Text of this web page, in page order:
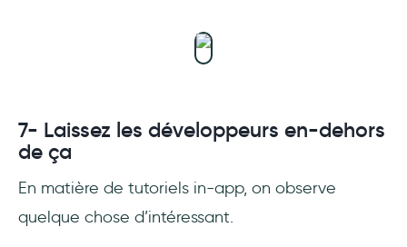
7- Laissez les développeurs en-dehors
de ça
En matière de tutoriels in-app, on observe
quelque chose d’intéressant.